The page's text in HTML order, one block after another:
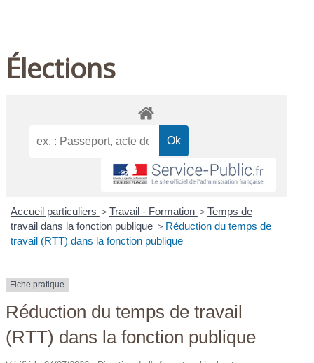
Élections
Accueil particuliers > Travail - Formation > Temps de
travail dans la fonction publique > Réduction du temps de
travail (RTT) dans la fonction publique
Fiche pratique
Réduction du temps de travail
(RTT) dans la fonction publique